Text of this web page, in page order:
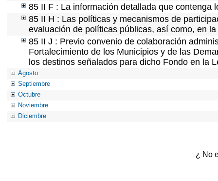
85 II F : La información detallada que contenga
85 II H : Las políticas y mecanismos de
evaluación de políticas públicas, así como, en
85 II J : Previo convenio de colaboración
Fortalecimiento de los Municipios y de las
los destinos señalados para dicho Fondo en la
Agosto
Septiembre
Octubre
Noviembre
Diciembre
¿ No